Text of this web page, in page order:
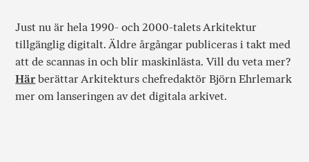
Just nu är hela 1990- och 2000-talets Arkitektur
tillgänglig digitalt. Äldre årgångar publiceras i takt med
att de scannas in och blir maskinlästa. Vill du veta mer?
Här berättar Arkitekturs chefredaktör Björn Ehrlemark
mer om lanseringen av det digitala arkivet.